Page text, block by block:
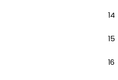
14
15
16